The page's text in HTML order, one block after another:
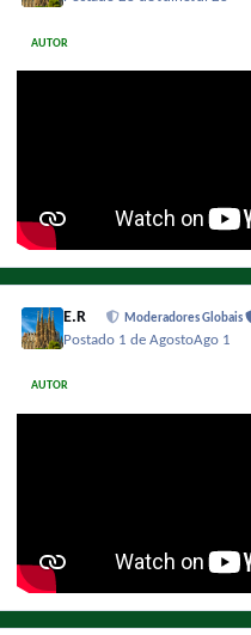
AUTOR
E.R Moderadores Globais
Postado 1 de AgostoAgo 1
AUTOR